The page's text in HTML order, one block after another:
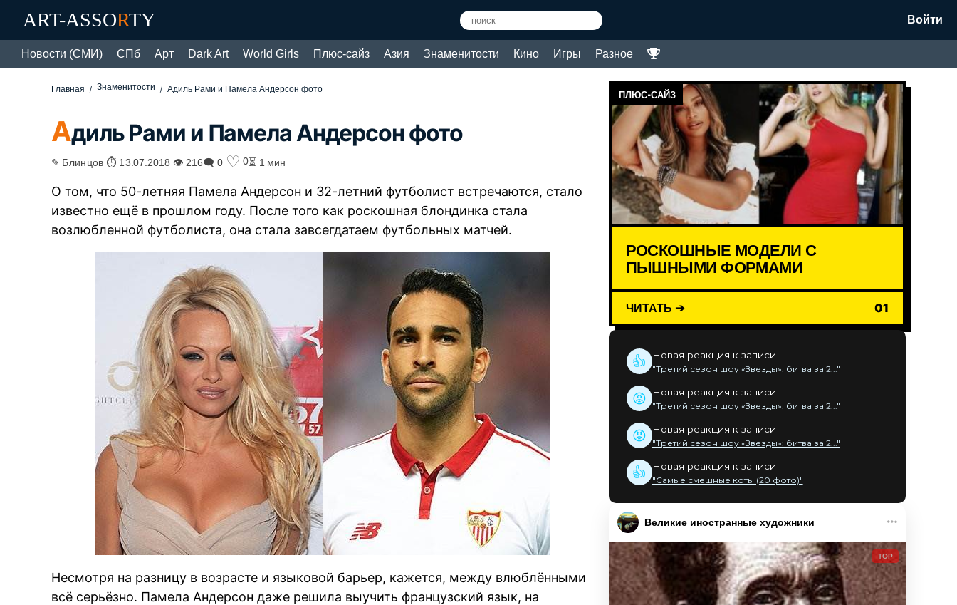
ART-ASSORTY Войти
Новости (СМИ) СПб Арт Dark Art World Girls Плюс-сайз Азия Знаменитости Кино Игры Разное
Главная Знаменитости Адиль Рами и Памела Андерсон фото
Адиль Рами и Памела Андерсон фото
✎ Блинцов ⏱ 13.07.2018 👁 216🗨 0 ♡ 0⏳ 1 мин
О том, что 50-летняя Памела Андерсон и 32-летний футболист встречаются, стало
известно ещё в прошлом году. После того как роскошная блондинка стала
возлюбленной футболиста, она стала завсегдатаем футбольных матчей.
Несмотря на разницу в возрасте и языковой барьер, кажется, между влюблёнными
всё серьёзно. Памела Андерсон даже решила выучить французский язык, на
ПЛЮС-САЙЗ
РОСКОШНЫЕ МОДЕЛИ С
ПЫШНЫМИ ФОРМАМИ
ЧИТАТЬ ➔ 01
👍 Новая реакция к записи
"Третий сезон шоу «Звезды»: битва за 2..."
😡 Новая реакция к записи
"Третий сезон шоу «Звезды»: битва за 2..."
😡 Новая реакция к записи
"Третий сезон шоу «Звезды»: битва за 2..."
👍 Новая реакция к записи
"Самые смешные коты (20 фото)"
Великие иностранные художники
TOP